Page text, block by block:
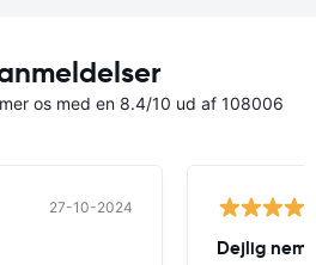
os med en 8.4/10 ud af 108006
27-10-2024
Dejlig